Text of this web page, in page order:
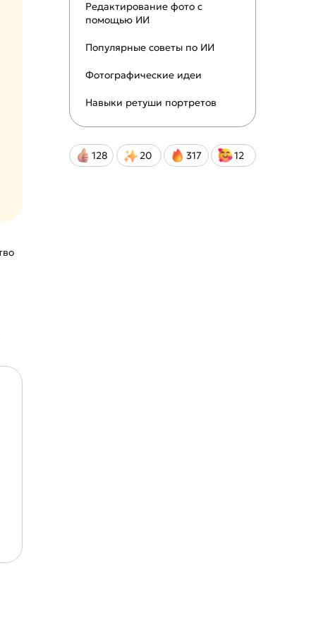
Редактирование фото с
помощью ИИ
Популярные советы по ИИ
Фотографические идеи
Навыки ретуши портретов
128 20 317 12